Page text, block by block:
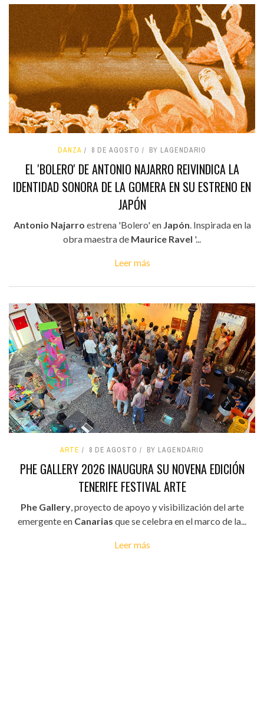
DANZA 8 DE AGOSTO BY LAGENDARIO
EL 'BOLERO' DE ANTONIO NAJARRO REIVINDICA LA
IDENTIDAD SONORA DE LA GOMERA EN SU ESTRENO EN
JAPÓN
Antonio Najarro estrena 'Bolero' en Japón. Inspirada en la
obra maestra de Maurice Ravel '...
Leer más
ARTE 8 DE AGOSTO BY LAGENDARIO
PHE GALLERY 2026 INAUGURA SU NOVENA EDICIÓN
TENERIFE FESTIVAL ARTE
Phe Gallery, proyecto de apoyo y visibilización del arte
emergente en Canarias que se celebra en el marco de la...
Leer más